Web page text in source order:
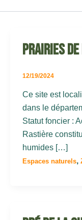
Prairies
12/19/2024
Ce site est
dans le
Statut foncier :
Rastière
humides […]
Espaces naturels,